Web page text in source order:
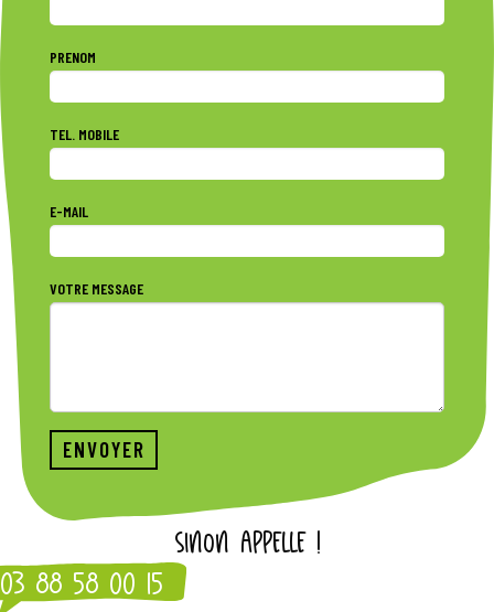
Période de mise en situation professionnelle.
PRENOM
TEL. MOBILE
E-MAIL
VOTRE MESSAGE
SINON APPELLE !
03 88 58 00 15